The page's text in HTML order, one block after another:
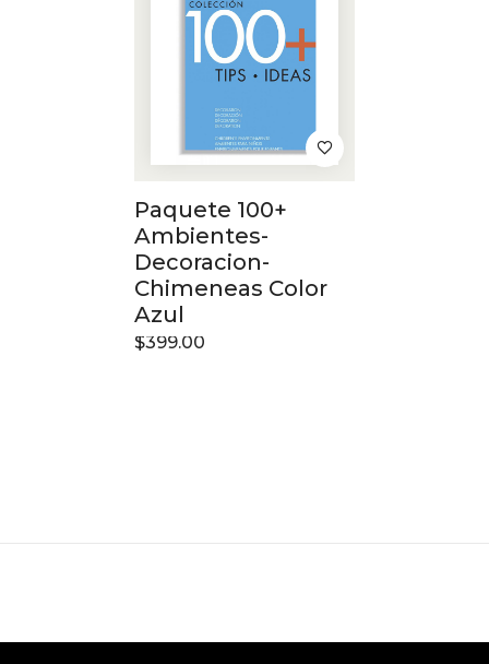
Paquete 100+
Ambientes-
Decoracion-
Chimeneas Color
Azul
$399.00